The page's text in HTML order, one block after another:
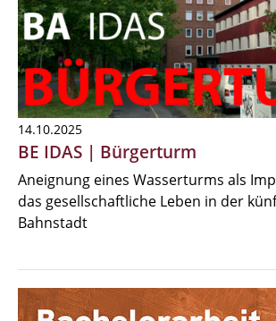
14.10.2025
BE IDAS | Bürgerturm
Aneignung eines Wasserturms als
das gesellschaftliche Leben in der
Bahnstadt